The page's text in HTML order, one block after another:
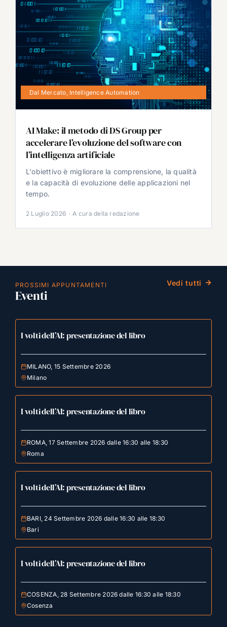
Dal Mercato Intelligence Automation
AI Make: il metodo di DS Group per
accelerare l’evoluzione del software con
l’intelligenza artificiale
L'obiettivo è migliorare la comprensione, la qualità
e la capacità di evoluzione delle applicazioni nel
tempo.
2 Luglio 2026 · A cura della redazione
PROSSIMI APPUNTAMENTI
Eventi
Vedi tutti
I volti dell’AI: presentazione del libro
MILANO, 15 Settembre 2026
Milano
I volti dell’AI: presentazione del libro
ROMA, 17 Settembre 2026 dalle 16:30 alle 18:30
Roma
I volti dell’AI: presentazione del libro
BARI, 24 Settembre 2026 dalle 16:30 alle 18:30
Bari
I volti dell’AI: presentazione del libro
COSENZA, 28 Settembre 2026 dalle 16:30 alle 18:30
Cosenza